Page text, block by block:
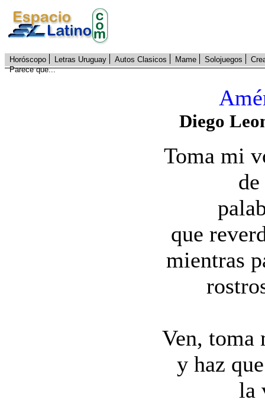
Horóscopo Letras Uruguay Autos Clasicos Mame Solojuegos
Parece que...
Diego
Toma mi
que
mientras
Ven, toma
y haz
la